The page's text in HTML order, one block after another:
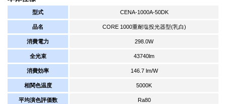
型式 CENA-1000A-50DK
品名 CORE 1000重耐塩投光器型(乳白)
消費電力 298.0W
全光束 43740lm
消費効率 146.7 lm/W
相関色温度 5000K
平均演色評価数 Ra80